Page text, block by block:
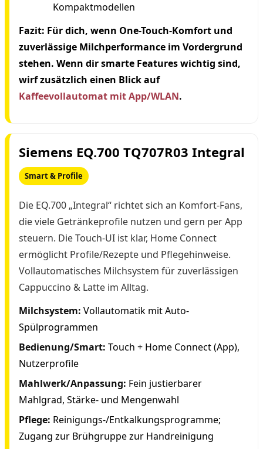
Kompaktmodellen
Fazit: Für dich, wenn One-Touch-Komfort und
zuverlässige Milchperformance im Vordergrund
stehen. Wenn dir smarte Features wichtig sind,
wirf zusätzlich einen Blick auf
Kaffeevollautomat mit App/WLAN.
Siemens EQ.700 TQ707R03 Integral
Smart & Profile
Die EQ.700 „Integral“ richtet sich an Komfort-Fans,
die viele Getränkeprofile nutzen und gern per App
steuern. Die Touch-UI ist klar, Home Connect
ermöglicht Profile/Rezepte und Pflegehinweise.
Vollautomatisches Milchsystem für zuverlässigen
Cappuccino & Latte im Alltag.
Milchsystem: Vollautomatik mit Auto-
Spülprogrammen
Bedienung/Smart: Touch + Home Connect (App),
Nutzerprofile
Mahlwerk/Anpassung: Fein justierbarer
Mahlgrad, Stärke- und Mengenwahl
Pflege: Reinigungs-/Entkalkungsprogramme;
Zugang zur Brühgruppe zur Handreinigung